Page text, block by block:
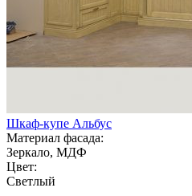
Шкаф-купе Альбус
Материал фасада:
Зеркало, МДФ
Цвет:
Светлый